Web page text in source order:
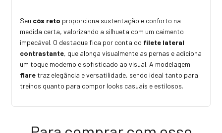
Seu cós reto proporciona sustentação e conforto na
medida certa, valorizando a silhueta com um caimento
impecável. O destaque fica por conta do filete lateral
contrastante, que alonga visualmente as pernas e adiciona
um toque moderno e sofisticado ao visual. A modelagem
flare traz elegância e versatilidade, sendo ideal tanto para
treinos quanto para compor looks casuais e estilosos.